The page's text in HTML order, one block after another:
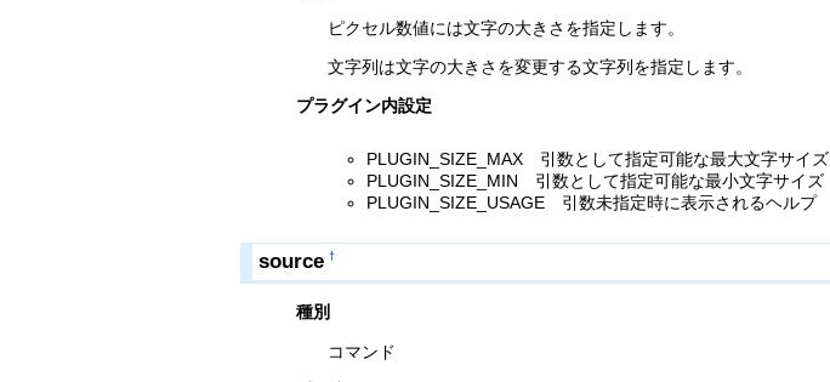
ピクセル数値には文字の大きさを指定します。
文字列は文字の大きさを変更する文字列を指定します。
プラグイン内設定
PLUGIN_SIZE_MAX 引数として指定可能な最大文字サイズ
PLUGIN_SIZE_MIN 引数として指定可能な最小文字サイズ
PLUGIN_SIZE_USAGE 引数未指定時に表示されるヘルプ
source †
種別
コマンド